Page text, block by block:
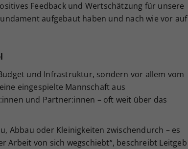
Feedback und Wertschätzung für unsere
aufgebaut haben und nach wie vor auf
und Infrastruktur, sondern vor allem vom
eingespielte Mannschaft aus
und Partner:innen – oft weit über das
Abbau oder Kleinigkeiten zwischendurch – es
Arbeit von sich wegschiebt“, beschreibt Leitgeb